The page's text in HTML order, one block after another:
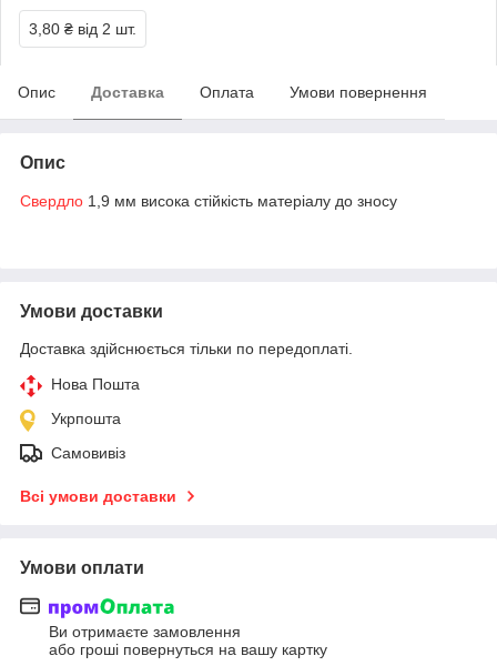
3,80 ₴ від 2 шт.
Опис Доставка Оплата Умови повернення
Опис
Свердло 1,9 мм висока стійкість матеріалу до зносу
Умови доставки
Доставка здійснюється тільки по передоплаті.
Нова Пошта
Укрпошта
Самовивіз
Всі умови доставки
Умови оплати
Ви отримаєте замовлення
або гроші повернуться на вашу картку